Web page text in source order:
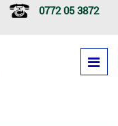
0772 05 3872